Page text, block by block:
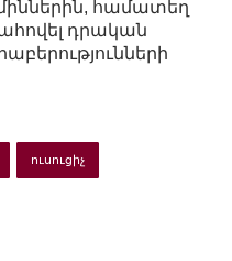
համատեղ
դրական
ուսուցիչ